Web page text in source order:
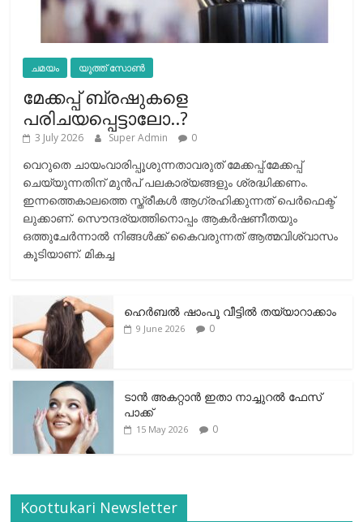
ചമയം യൂത്ത് സോൺ
മേക്കപ്പ് ബ്രഷുകളെ
പരിചയപ്പെട്ടാലോ..?
3 July 2026 Super Admin 0
വെറുതെ ചായംവാരിപ്പൂശുന്നതാവരുത് മേക്കപ്പ്.മേക്കപ്പ്
ചെയ്യുന്നതിന് മുന്‍പ് പലകാര്യങ്ങളും ശ്രദ്ധിക്കണം.
ഇന്നത്തെകാലത്തെ സ്ത്രീകള്‍ ആഗ്രഹിക്കുന്നത് പെര്‍ഫെക്ട്
ലുക്കാണ്. സൌന്ദര്യത്തിനൊപ്പം ആകര്‍ഷണീതയും
ഒത്തുചേര്‍ന്നാല്‍ നിങ്ങള്‍ക്ക് കൈവരുന്നത് ആത്മവിശ്വാസം
കൂടിയാണ്. മികച്ച
ഹെര്‍ബല്‍ ഷാംപൂ വീട്ടില്‍ തയ്യാറാക്കാം
9 June 2026 0
ടാന്‍ അകറ്റാന്‍ ഇതാ നാച്ചുറല്‍ ഫേസ്
പാക്ക്
15 May 2026 0
Koottukari Newsletter